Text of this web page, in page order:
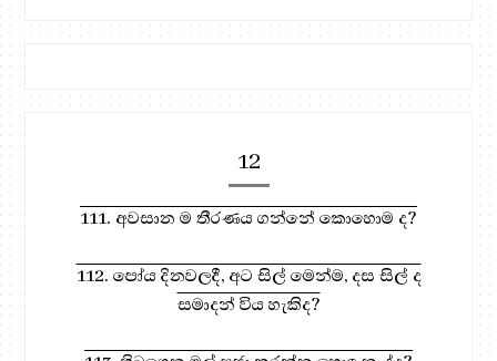
12
111. අවසාන ම තීරණය ගන්නේ කොහොම ද?
112. පෝය දිනවලදී, අට සිල් මෙන්ම, දස සිල් ද
සමාදන් විය හැකිද?